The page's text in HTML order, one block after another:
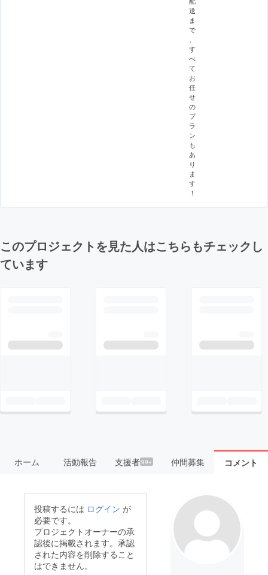
送
ま
で
す
べ
て
お
任
せ
の
プ
ラ
ン
も
あ
り
ま
す
！
このプロジェクトを見た人はこちらもチェックし
ています
ホーム 活動報告 支援者99+ 仲間募集 コメント
投稿するには ログイン が
必要です。
プロジェクトオーナーの承
認後に掲載されます。承認
された内容を削除すること
はできません。